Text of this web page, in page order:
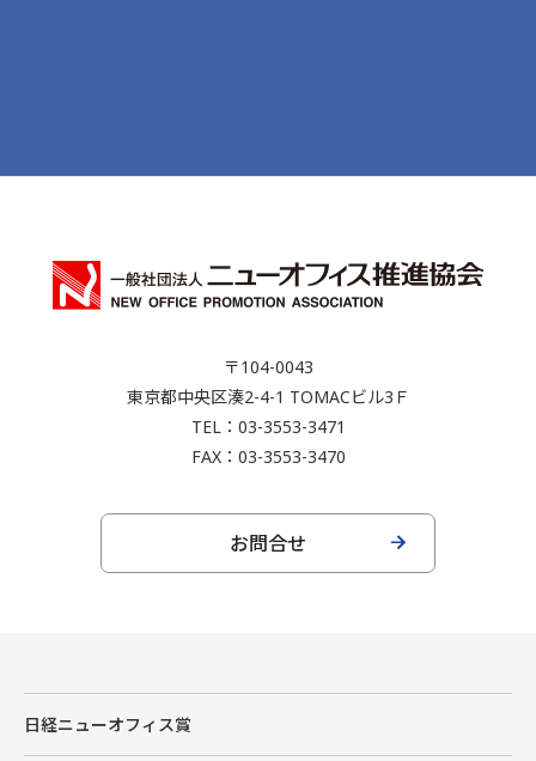
〒104-0043
東京都中央区湊2-4-1 TOMACビル3Ｆ
TEL：03-3553-3471
FAX：03-3553-3470
お問合せ
日経ニューオフィス賞